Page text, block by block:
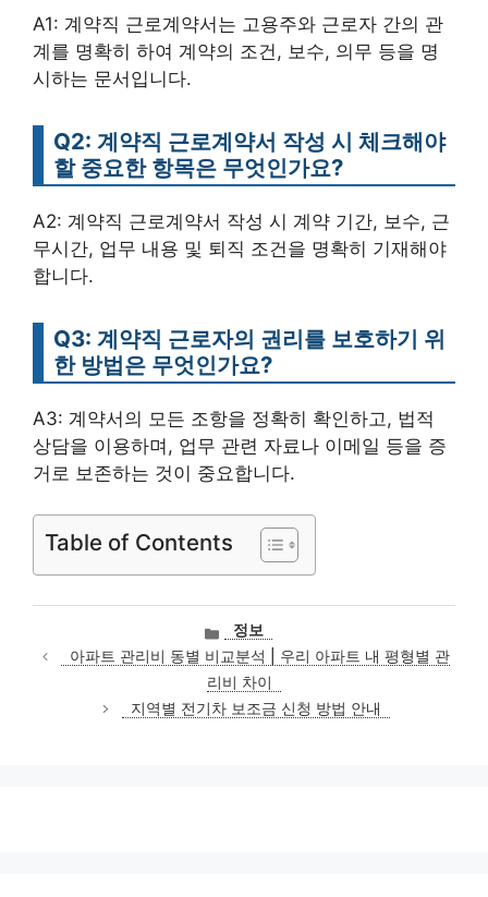
A1: 계약직 근로계약서는 고용주와 근로자 간의 관
계를 명확히 하여 계약의 조건, 보수, 의무 등을 명
시하는 문서입니다.
Q2: 계약직 근로계약서 작성 시 체크해야
할 중요한 항목은 무엇인가요?
A2: 계약직 근로계약서 작성 시 계약 기간, 보수, 근
무시간, 업무 내용 및 퇴직 조건을 명확히 기재해야
합니다.
Q3: 계약직 근로자의 권리를 보호하기 위
한 방법은 무엇인가요?
A3: 계약서의 모든 조항을 정확히 확인하고, 법적
상담을 이용하며, 업무 관련 자료나 이메일 등을 증
거로 보존하는 것이 중요합니다.
Table of Contents
카
테
고
리
정보
아파트 관리비 동별 비교분석 | 우리 아파트 내 평형별 관
리비 차이
지역별 전기차 보조금 신청 방법 안내